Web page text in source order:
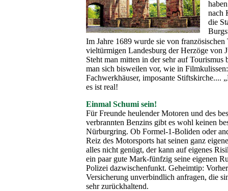
nach
die
Im Jahre 1689 wurde sie von französischen
vieltürmigen Landesburg der Herzöge von
Steht man mitten in der sehr auf Tourismus
man sich bisweilen vor, wie in
Fachwerkhäuser, imposante Stiftskirche....
es ist real!
Einmal Schumi sein!
Für Freunde heulender Motoren und des
verbrannten Benzins gibt es wohl keinen
Nürburgring. Ob Formel-1-Boliden oder
Reiz des Motorsports hat seinen ganz
alles nicht genügt, der kann auf eigenes
ein paar gute Mark-fünfzig seine eigenen
Polizei dazwischenfunkt. Geheimtip:
Versicherung unverbindlich anfragen, die
sehr zurückhaltend.